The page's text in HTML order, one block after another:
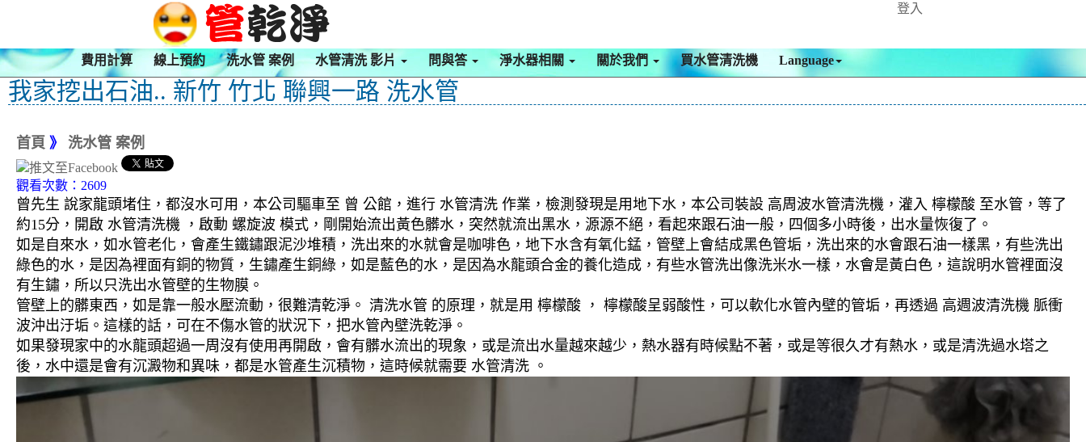
登入
費用計算 線上預約 洗水管 案例 水管清洗 影片 問與答 淨水器相關 關於我們 買水管清洗機 Language
我家挖出石油.. 新竹 竹北 聯興一路 洗水管
首頁 》 洗水管 案例
觀看次數：2609
曾先生 說家龍頭堵住，都沒水可用，本公司驅車至 曾 公館，進行 水管清洗 作業，檢測發現是用地下水，本公司裝設 高周波水管清洗機，灌入 檸檬酸 至水管，等了
約15分，開啟 水管清洗機 ，啟動 螺旋波 模式，剛開始流出黃色髒水，突然就流出黑水，源源不絕，看起來跟石油一般，四個多小時後，出水量恢復了。
如是自來水，如水管老化，會產生鐵鏽跟泥沙堆積，洗出來的水就會是咖啡色，地下水含有氧化錳，管壁上會結成黑色管垢，洗出來的水會跟石油一樣黑，有些洗出
綠色的水，是因為裡面有銅的物質，生鏽產生銅綠，如是藍色的水，是因為水龍頭合金的養化造成，有些水管洗出像洗米水一樣，水會是黃白色，這說明水管裡面沒
有生鏽，所以只洗出水管壁的生物膜。
管壁上的髒東西，如是靠一般水壓流動，很難清乾淨。 清洗水管 的原理，就是用 檸檬酸 ， 檸檬酸呈弱酸性，可以軟化水管內壁的管垢，再透過 高週波清洗機 脈衝
波沖出汙垢。這樣的話，可在不傷水管的狀況下，把水管內壁洗乾淨。
如果發現家中的水龍頭超過一周沒有使用再開啟，會有髒水流出的現象，或是流出水量越來越少，熱水器有時候點不著，或是等很久才有熱水，或是清洗過水塔之
後，水中還是會有沉澱物和異味，都是水管產生沉積物，這時候就需要 水管清洗 。